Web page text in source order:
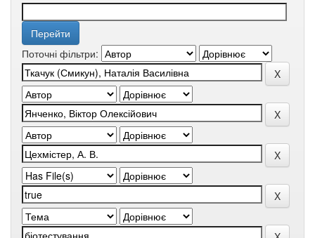
Поточні фільтри: